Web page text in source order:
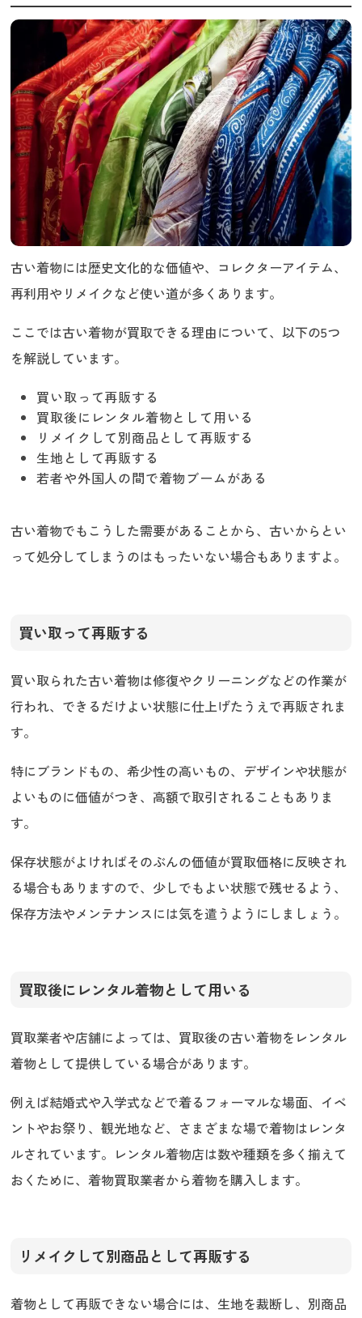
買取業者のコストを考える
証紙があれば必ず査定に出す
着物に精通した査定士が在籍する会社を選
ぶ
色合いや柄が人気の着物を買取に出す
100%絹で作られた着物
複数業者に査定を出す
高く売れる着物の特徴
着物の素材が高級
着物が証紙と落款がついたブランドもの
着物の保存状態が良好
着物の買取価格が安い原因
着物の状態が悪い
着物のサイズが小さい
古い着物を売る場所は？
着物の買取専門業者
リサイクルショップ
フリマサイト・ネットオークション
古い着物の買取方法
持ち込み買取
出張買取
着物買取業者を選ぶポイントは？
どんな古い着物でも買取してもらえます
古い着物を高く買い取ってもらうなら
「うるココ」へ
古い着物には歴史文化的な価値や、コレクターアイテム、
再利用やリメイクなど使い道が多くあります。
ここでは古い着物が買取できる理由について、以下の5つ
を解説しています。
買い取って再販する
買取後にレンタル着物として用いる
リメイクして別商品として再販する
生地として再販する
若者や外国人の間で着物ブームがある
古い着物でもこうした需要があることから、古いからとい
って処分してしまうのはもったいない場合もありますよ。
買い取って再販する
買い取られた古い着物は修復やクリーニングなどの作業が
行われ、できるだけよい状態に仕上げたうえで再販されま
す。
特にブランドもの、希少性の高いもの、デザインや状態が
よいものに価値がつき、高額で取引されることもありま
す。
保存状態がよければそのぶんの価値が買取価格に反映され
る場合もありますので、少しでもよい状態で残せるよう、
保存方法やメンテナンスには気を遣うようにしましょう。
買取後にレンタル着物として用いる
買取業者や店舗によっては、買取後の古い着物をレンタル
着物として提供している場合があります。
例えば結婚式や入学式などで着るフォーマルな場面、イベ
ントやお祭り、観光地など、さまざまな場で着物はレンタ
ルされています。レンタル着物店は数や種類を多く揃えて
おくために、着物買取業者から着物を購入します。
リメイクして別商品として再販する
着物として再販できない場合には、生地を裁断し、別商品